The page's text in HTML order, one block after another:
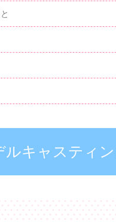
ルキャスティ